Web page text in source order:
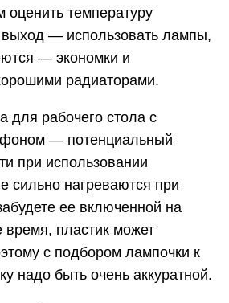
оценить температуру
— использовать лампы,
— экономки и
радиаторами.
для рабочего стола с
— потенциальный
при использовании
сильно нагреваются при
ее включенной на
время, пластик может
с подбором лампочки к
надо быть очень аккуратной.